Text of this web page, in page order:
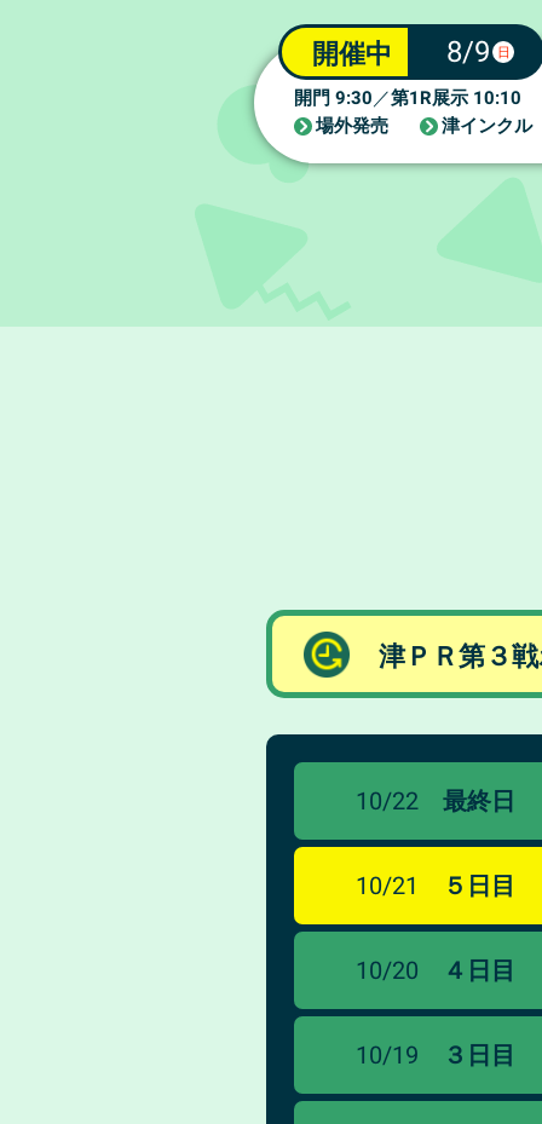
開催中 8/9 日
開門 9:30 ／第1R展示 10:10
場外発売 津インクル
津ＰＲ第３
10/19 ３日目
10/20 ４日目
10/21 ５日目
10/22 最終日